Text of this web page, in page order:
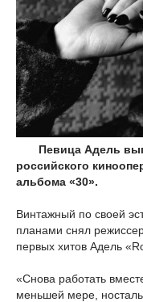
Певица Адель
российского
альбома «30».
Винтажный по своей
планами снял
первых хитов Адель
«Снова работать
меньшей мере,